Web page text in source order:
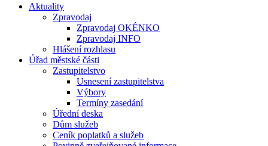
Aktuality
Zpravodaj
Zpravodaj OKÉNKO
Zpravodaj INFO
Hlášení rozhlasu
Úřad městské části
Zastupitelstvo
Usnesení zastupitelstva
Výbory
Termíny zasedání
Úřední deska
Dům služeb
Ceník poplatků a služeb